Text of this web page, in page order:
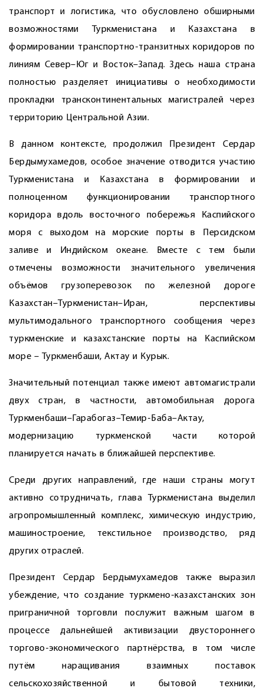
транспорт и логистика, что обусловлено обширными
возможностями Туркменистана и Казахстана в
формировании транспортно-транзитных коридоров по
линиям Север–Юг и Восток–Запад. Здесь наша страна
полностью разделяет инициативы о необходимости
прокладки трансконтинентальных магистралей через
территорию Центральной Азии.
В данном контексте, продолжил Президент Сердар
Бердымухамедов, особое значение отводится участию
Туркменистана и Казахстана в формировании и
полноценном функционировании транспортного
коридора вдоль восточного побережья Каспийского
моря с выходом на морские порты в Персидском
заливе и Индийском океане. Вместе с тем были
отмечены возможности значительного увеличения
объёмов грузоперевозок по железной дороге
Казахстан–Туркменистан–Иран, перспективы
мультимодального транспортного сообщения через
туркменские и казахстанские порты на Каспийском
море – Туркменбаши, Актау и Курык.
Значительный потенциал также имеют автомагистрали
двух стран, в частности, автомобильная дорога
Туркменбаши–Гарабогаз–Темир-Баба–Актау,
модернизацию туркменской части которой
планируется начать в ближайшей перспективе.
Среди других направлений, где наши страны могут
активно сотрудничать, глава Туркменистана выделил
агропромышленный комплекс, химическую индустрию,
машиностроение, текстильное производство, ряд
других отраслей.
Президент Сердар Бердымухамедов также выразил
убеждение, что создание туркмено-казахстанских зон
приграничной торговли послужит важным шагом в
процессе дальнейшей активизации двустороннего
торгово-экономического партнёрства, в том числе
путём наращивания взаимных поставок
сельскохозяйственной и бытовой техники,